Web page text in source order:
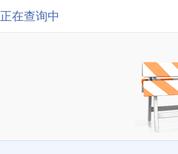
正在查询中